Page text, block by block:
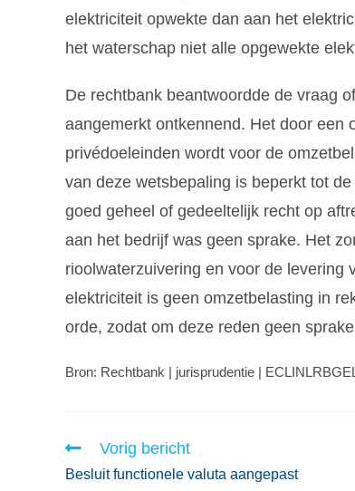
elektriciteit opwekte dan aan het
het waterschap niet alle opgewekte
De rechtbank beantwoordde de vraag
aangemerkt ontkennend. Het door een
privédoeleinden wordt voor de
van deze wetsbepaling is beperkt tot
goed geheel of gedeeltelijk recht op
aan het bedrijf was geen sprake. Het
rioolwaterzuivering en voor de levering
elektriciteit is geen omzetbelasting in
orde, zodat om deze reden geen
Bron: Rechtbank | jurisprudentie |
Vorig bericht
Besluit functionele valuta aangepast